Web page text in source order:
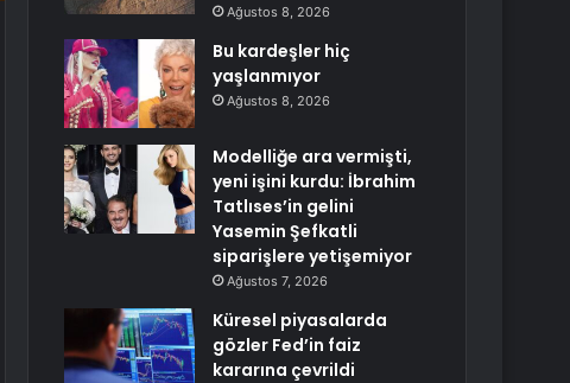
Ağustos 8, 2026
Bu kardeşler hiç
yaşlanmıyor
Ağustos 8, 2026
Modelliğe ara vermişti,
yeni işini kurdu: İbrahim
Tatlıses’in gelini
Yasemin Şefkatli
siparişlere yetişemiyor
Ağustos 7, 2026
Küresel piyasalarda
gözler Fed’in faiz
kararına çevrildi